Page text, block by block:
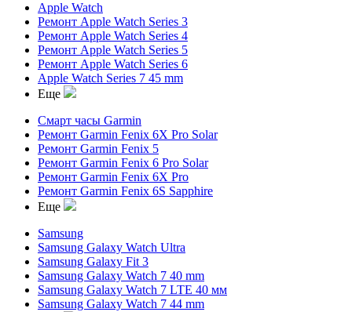
Apple Watch
Ремонт Apple Watch Series 3
Ремонт Apple Watch Series 4
Ремонт Apple Watch Series 5
Ремонт Apple Watch Series 6
Apple Watch Series 7 45 mm
Еще
Смарт часы Garmin
Ремонт Garmin Fenix 6X Pro Solar
Ремонт Garmin Fenix 5
Ремонт Garmin Fenix 6 Pro Solar
Ремонт Garmin Fenix 6X Pro
Ремонт Garmin Fenix 6S Sapphire
Еще
Samsung
Samsung Galaxy Watch Ultra
Samsung Galaxy Fit 3
Samsung Galaxy Watch 7 40 mm
Samsung Galaxy Watch 7 LTE 40 мм
Samsung Galaxy Watch 7 44 mm